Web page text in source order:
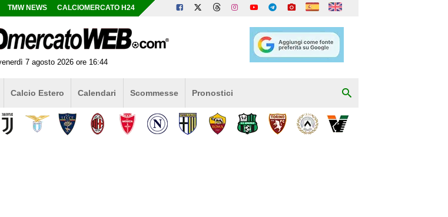
TMW NEWS CALCIOMERCATO H24
7 agosto 2026 ore 16:44
Calcio Estero Calendari Scommesse Pronostici